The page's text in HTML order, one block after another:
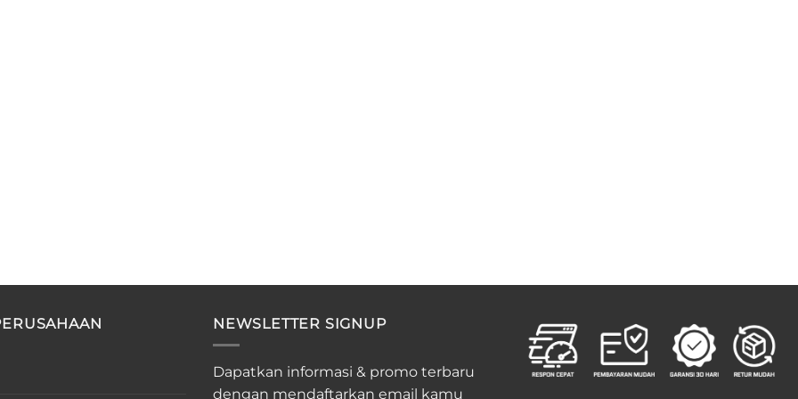
NEWSLETTER SIGNUP
Dapatkan informasi & promo terbaru
dengan mendaftarkan email kamu